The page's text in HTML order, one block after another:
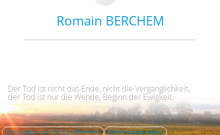
Romain BERCHEM
Der Tod ist nicht das Ende, nicht die Vergänglichkeit,
der Tod ist nur die Wende, Beginn der Ewigkeit.
Kontakt zum Verlag aufnehmen Denunciar abuso